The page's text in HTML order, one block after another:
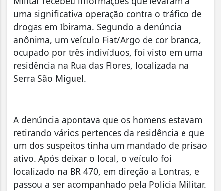
uma significativa operação contra o tráfico de
drogas em Ibirama. Segundo a denúncia
anônima, um veículo Fiat/Argo de cor branca,
ocupado por três indivíduos, foi visto em uma
residência na Rua das Flores, localizada na
Serra São Miguel.
A denúncia apontava que os homens estavam
retirando vários pertences da residência e que
um dos suspeitos tinha um mandado de prisão
ativo. Após deixar o local, o veículo foi
localizado na BR 470, em direção a Lontras, e
passou a ser acompanhado pela Polícia Militar.